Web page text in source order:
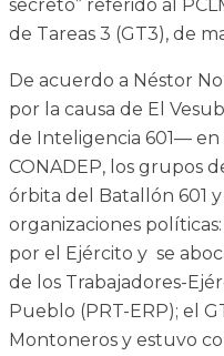
secreto” referido al
de Tareas 3 (GT3), de
De acuerdo a Néstor
por la causa de El
de Inteligencia 601— en
CONADEP, los grupos
órbita del Batallón 601
organizaciones
por el Ejército y se
de los Trabajadores-
Pueblo (PRT-ERP); el
Montoneros y estuvo